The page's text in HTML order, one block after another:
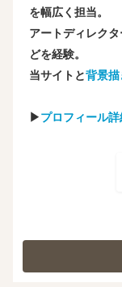
を幅広く担当。
アートディレク
どを経験。
当サイトと背景
▶プロフィール